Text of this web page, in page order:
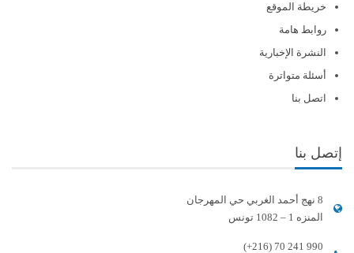
خريطة الموقع
روابط هامة
النشرة الإخبارية
أسئلة متواترة
اتصل بنا
إتصل بنا
8 نهج أحمد الغربي حي المهرجان
المنزه 1 – 1082 تونس
(+216) 70 241 990